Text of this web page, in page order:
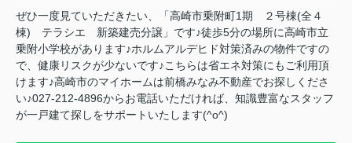
ぜひ一度見ていただきたい、「高崎市乗附町1期 ２号棟(全４
棟) テラシエ 新築建売分譲」です♪徒歩5分の場所に高崎市立
乗附小学校があります♪ホルムアルデヒド対策済みの物件ですの
で、健康リスクが少ないです♪こちらは省エネ対策にもご利用頂
けます♪高崎市のマイホームは前橋みなみ不動産でお探しくださ
い♪027-212-4896からお電話いただければ、知識豊富なスタッフ
が一戸建て探しをサポートいたします(^o^)